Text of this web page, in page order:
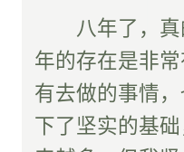
八年了，真
年的存在是非
有去做的事情
下了坚实的基